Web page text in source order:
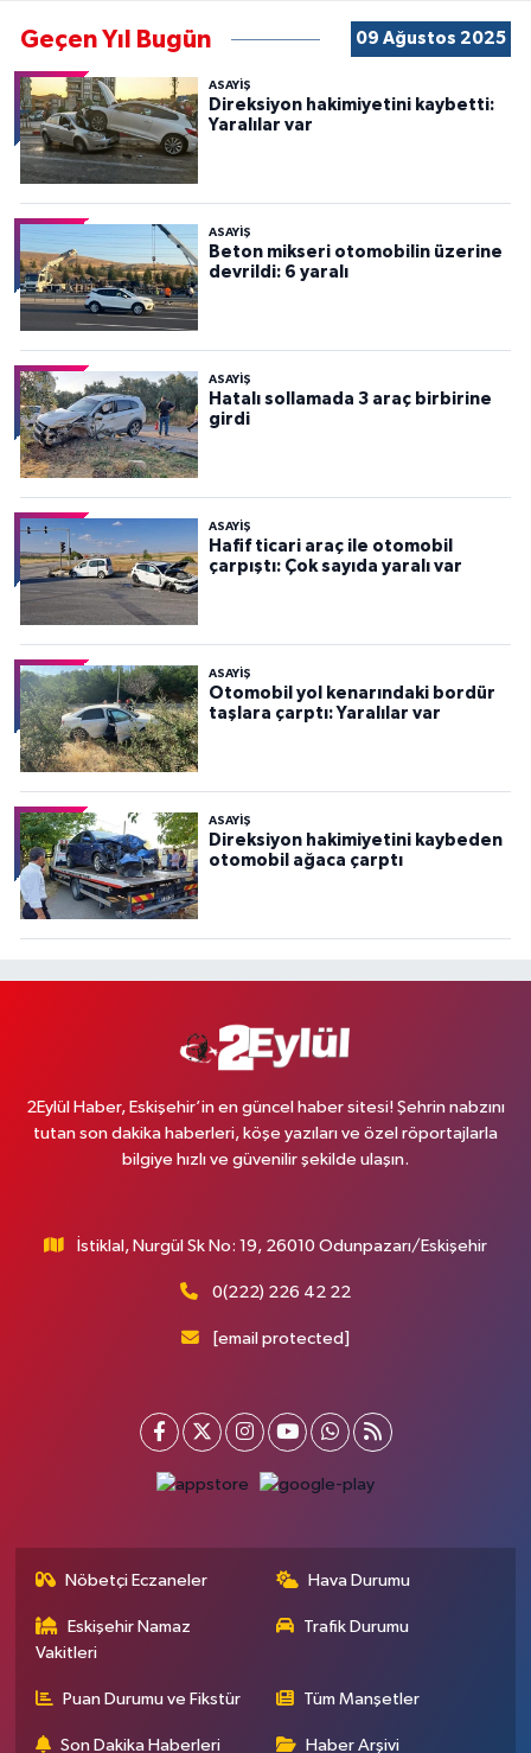
Geçen Yıl Bugün 09 Ağustos 2025
ASAYİŞ
Direksiyon hakimiyetini kaybetti:
Yaralılar var
ASAYİŞ
Beton mikseri otomobilin üzerine
devrildi: 6 yaralı
ASAYİŞ
Hatalı sollamada 3 araç birbirine
girdi
ASAYİŞ
Hafif ticari araç ile otomobil
çarpıştı: Çok sayıda yaralı var
ASAYİŞ
Otomobil yol kenarındaki bordür
taşlara çarptı: Yaralılar var
ASAYİŞ
Direksiyon hakimiyetini kaybeden
otomobil ağaca çarptı
2Eylül Haber, Eskişehir’in en güncel haber sitesi! Şehrin nabzını
tutan son dakika haberleri, köşe yazıları ve özel röportajlarla
bilgiye hızlı ve güvenilir şekilde ulaşın.
İstiklal, Nurgül Sk No: 19, 26010 Odunpazarı/Eskişehir
0(222) 226 42 22
[email protected]
Nöbetçi Eczaneler Hava Durumu
Eskişehir Namaz
Vakitleri
Trafik Durumu
Puan Durumu ve Fikstür Tüm Manşetler
Son Dakika Haberleri Haber Arşivi